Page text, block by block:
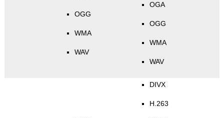
OGG
WMA
WAV
OGA
OGG
WMA
WAV
DIVX
H.263